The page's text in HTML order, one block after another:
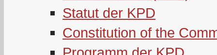
Statut der KPD
Constitution of the